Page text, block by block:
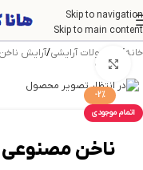
Skip to navigation
Skip to main content
خانه/ محصولات آرایشی/آرایش ناخن
-2%
اتمام موجودی
بزرگنمایی تصویر
ناخن